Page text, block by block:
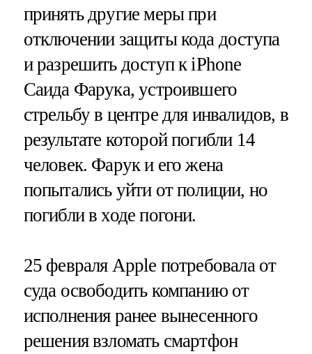
принять другие меры при
отключении защиты кода доступа
и разрешить доступ к iPhone
Саида Фарука, устроившего
стрельбу в центре для инвалидов, в
результате которой погибли 14
человек. Фарук и его жена
попытались уйти от полиции, но
погибли в ходе погони.
25 февраля Apple потребовала от
суда освободить компанию от
исполнения ранее вынесенного
решения взломать смартфон